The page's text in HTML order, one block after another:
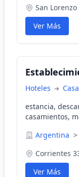
San Lorenzo
Ver Más
Hoteles
estancia,
casamientos,
hostal, hostel,
Argentina >
Corrientes
Ver Más